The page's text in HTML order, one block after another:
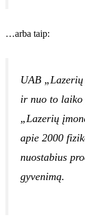
…arba taip:
UAB
ir nuo to laiko
„Lazerių
apie 2000
nuostabius
gyvenimą.